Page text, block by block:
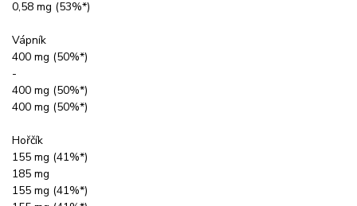
0,58 mg (53%*)
Vápník
400 mg (50%*)
-
400 mg (50%*)
400 mg (50%*)
Hořčík
155 mg (41%*)
185 mg
155 mg (41%*)